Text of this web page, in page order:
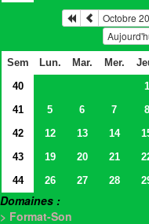
Octobre
Sem Lun. Mar. Mer.
40
1
41
5 6 7 8
42
12 13 14
43
19 20 21
44
26 27 28
Domaines :
> Format-Son